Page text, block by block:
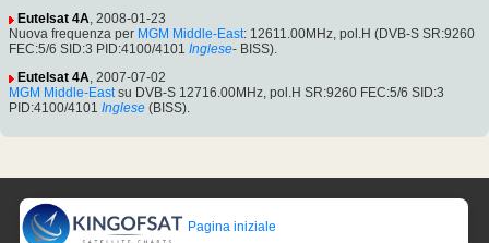
Eutelsat 4A, 2008-01-23
Nuova frequenza per MGM Middle-East: 12611.00MHz, pol.H (DVB-S SR:9260
FEC:5/6 SID:3 PID:4100/4101 Inglese- BISS).
Eutelsat 4A, 2007-07-02
MGM Middle-Eastsu DVB-S 12716.00MHz, pol.H SR:9260 FEC:5/6 SID:3
PID:4100/4101 Inglese (BISS).
Pagina iniziale